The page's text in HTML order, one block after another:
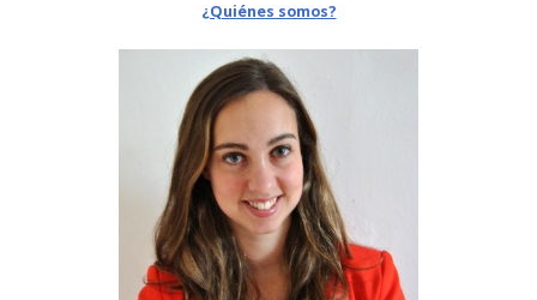
¿Quiénes somos?